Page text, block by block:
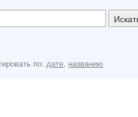
по:дате, названию